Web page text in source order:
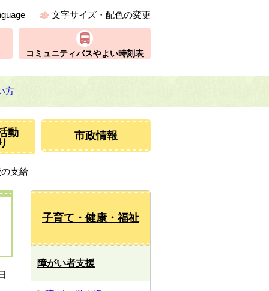
文字サイズ・配色の変更
コミュニティバスやよい時刻表
方
動
市政情報
支給
子育て・健康・福祉
障がい者支援